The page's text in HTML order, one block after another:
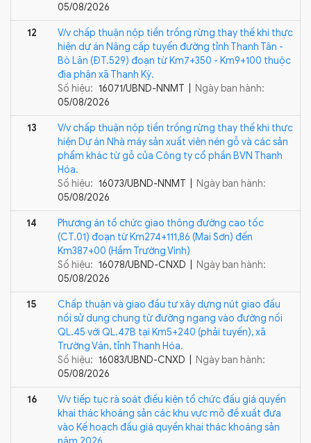
05/08/2026
12
V/v chấp thuận nộp tiền trồng rừng thay thế khi thực
hiện dự án Nâng cấp tuyến đường tỉnh Thanh Tân -
Bò Lăn (ĐT.529) đoạn từ Km7+350 - Km9+100 thuộc
địa phận xã Thanh Kỳ.
Số hiệu: 16071/UBND-NNMT |
Ngày ban hành:
05/08/2026
13
V/v chấp thuận nộp tiền trồng rừng thay thế khi thực
hiện Dự án Nhà máy sản xuất viên nén gỗ và các sản
phẩm khác từ gỗ của Công ty cổ phần BVN Thanh
Hóa.
Số hiệu: 16073/UBND-NNMT |
Ngày ban hành:
05/08/2026
14
Phương án tổ chức giao thông đường cao tốc
(CT.01) đoạn từ Km274+111,86 (Mai Sơn) đến
Km387+00 (Hầm Trường Vinh)
Số hiệu: 16078/UBND-CNXD |
Ngày ban hành:
05/08/2026
15
Chấp thuận và giao đầu tư xây dựng nút giao đấu
nối sử dụng chung từ đường ngang vào đường nối
QL.45 với QL.47B tại Km5+240 (phải tuyến), xã
Trường Văn, tỉnh Thanh Hóa.
Số hiệu: 16083/UBND-CNXD |
Ngày ban hành:
05/08/2026
16
V/v tiếp tục rà soát điều kiện tổ chức đấu giá quyền
khai thác khoáng sản các khu vực mỏ đề xuất đưa
vào Kế hoạch đấu giá quyền khai thác khoáng sản